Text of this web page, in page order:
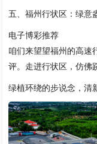
五、福州行状区：绿意
电子博彩推荐
咱们来望望福州的高速
评。走进行状区，仿佛
绿植环绕的步说念，清